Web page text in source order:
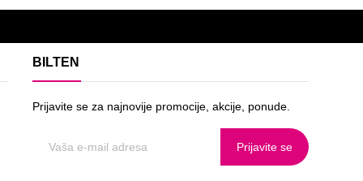
BILTEN
Prijavite se za najnovije promocije, akcije, ponude.
Prijavite se